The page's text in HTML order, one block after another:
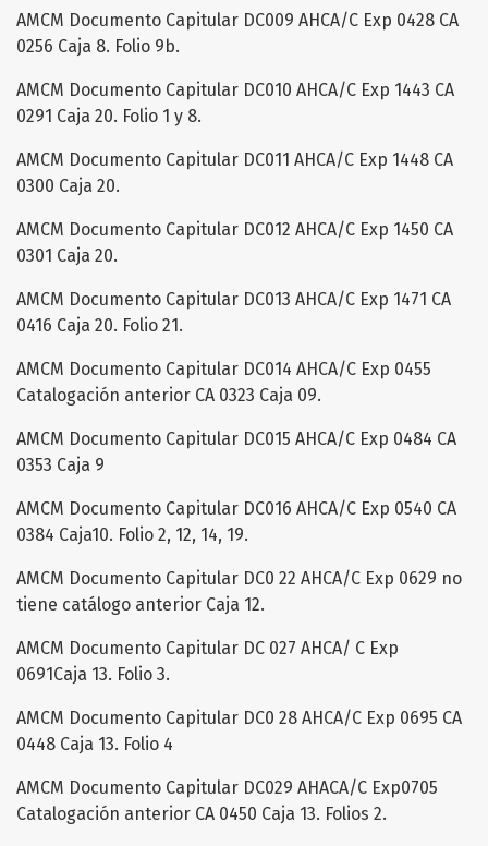
AMCM Documento Capitular DC009 AHCA/C Exp 0428 CA
0256 Caja 8. Folio 9b.
AMCM Documento Capitular DC010 AHCA/C Exp 1443 CA
0291 Caja 20. Folio 1 y 8.
AMCM Documento Capitular DC011 AHCA/C Exp 1448 CA
0300 Caja 20.
AMCM Documento Capitular DC012 AHCA/C Exp 1450 CA
0301 Caja 20.
AMCM Documento Capitular DC013 AHCA/C Exp 1471 CA
0416 Caja 20. Folio 21.
AMCM Documento Capitular DC014 AHCA/C Exp 0455
Catalogación anterior CA 0323 Caja 09.
AMCM Documento Capitular DC015 AHCA/C Exp 0484 CA
0353 Caja 9
AMCM Documento Capitular DC016 AHCA/C Exp 0540 CA
0384 Caja10. Folio 2, 12, 14, 19.
AMCM Documento Capitular DC0 22 AHCA/C Exp 0629 no
tiene catálogo anterior Caja 12.
AMCM Documento Capitular DC 027 AHCA/ C Exp
0691Caja 13. Folio 3.
AMCM Documento Capitular DC0 28 AHCA/C Exp 0695 CA
0448 Caja 13. Folio 4
AMCM Documento Capitular DC029 AHACA/C Exp0705
Catalogación anterior CA 0450 Caja 13. Folios 2.